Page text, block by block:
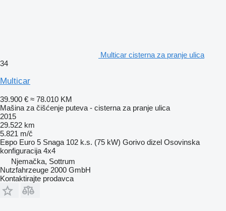
Multicar cisterna za pranje ulica
34
Multicar
39.900 € ≈ 78.010 KM
Mašina za čišćenje puteva - cisterna za pranje ulica
2015
29.522 km
5.821 m/č
Евро Euro 5 Snaga 102 k.s. (75 kW) Gorivo dizel Osovinska
konfiguracija 4x4
Njemačka, Sottrum
Nutzfahrzeuge 2000 GmbH
Kontaktirajte prodavca